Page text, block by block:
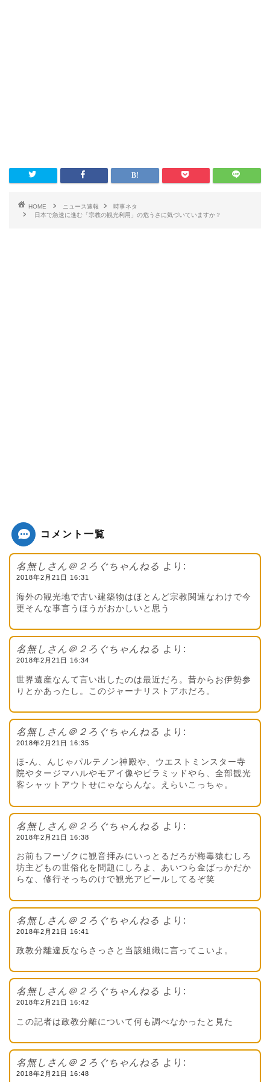
HOME ニュース速報
時事ネタ
日本で急速に進む「宗教の観光利用」の危うさに気づいていますか？
コメント一覧
名無しさん＠２ろぐちゃんねる より:
2018年2月21日 16:31
海外の観光地で古い建築物はほとんど宗教関連なわけで今
更そんな事言うほうがおかしいと思う
名無しさん＠２ろぐちゃんねる より:
2018年2月21日 16:34
世界遺産なんて言い出したのは最近だろ。昔からお伊勢参
りとかあったし。このジャーナリストアホだろ。
名無しさん＠２ろぐちゃんねる より:
2018年2月21日 16:35
ほ-ん、んじゃパルテノン神殿や、ウエストミンスター寺
院やタージマハルやモアイ像やピラミッドやら、全部観光
客シャットアウトせにゃならんな。えらいこっちゃ。
名無しさん＠２ろぐちゃんねる より:
2018年2月21日 16:38
お前もフーゾクに観音拝みにいっとるだろが梅毒猿むしろ
坊主どもの世俗化を問題にしろよ、あいつら金ばっかだか
らな、修行そっちのけで観光アピールしてるぞ笑
名無しさん＠２ろぐちゃんねる より:
2018年2月21日 16:41
政教分離違反ならさっさと当該組織に言ってこいよ。
名無しさん＠２ろぐちゃんねる より:
2018年2月21日 16:42
この記者は政教分離について何も調べなかったと見た
名無しさん＠２ろぐちゃんねる より:
2018年2月21日 16:48